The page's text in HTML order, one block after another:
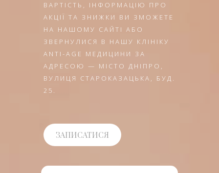
ВАРТІСТЬ, ІНФОРМАЦІЮ ПРО
АКЦІЇ ТА ЗНИЖКИ ВИ ЗМОЖЕТЕ
НА НАШОМУ САЙТІ АБО
ЗВЕРНУЛИСЯ В НАШУ КЛІНІКУ
ANTI-AGE МЕДИЦИНИ ЗА
АДРЕСОЮ — МІСТО ДНІПРО,
ВУЛИЦЯ СТАРОКАЗАЦЬКА, БУД.
25.
ЗАПИСАТИСЯ